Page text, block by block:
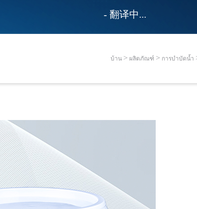
- 翻译中...
บ้าน ผลิตภัณฑ์ การบำบัดน้ำ